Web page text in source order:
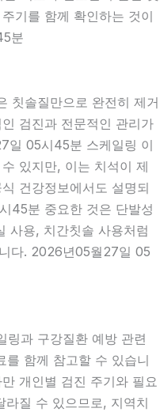
기를 함께 확인하는 것이
분
칫솔질만으로 완전히 제거
검진과 전문적인 관리가
일 05시45분 스케일링 이
있지만, 이는 치석이 제
건강정보에서도 설명되
45분 중요한 것은 단발성
사용, 치간칫솔 사용처럼
다. 2026년05월27일 05
과 구강질환 예방 관련
를 함께 참고할 수 있습니
개인별 검진 주기와 필요
질 수 있으므로, 지역치